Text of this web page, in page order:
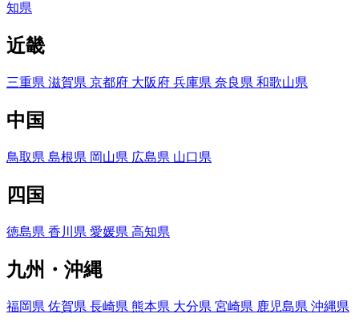
知県
近畿
三重県 滋賀県 京都府 大阪府 兵庫県 奈良県 和歌山県
中国
鳥取県 島根県 岡山県 広島県 山口県
四国
徳島県 香川県 愛媛県 高知県
九州・沖縄
福岡県 佐賀県 長崎県 熊本県 大分県 宮崎県 鹿児島県 沖縄県